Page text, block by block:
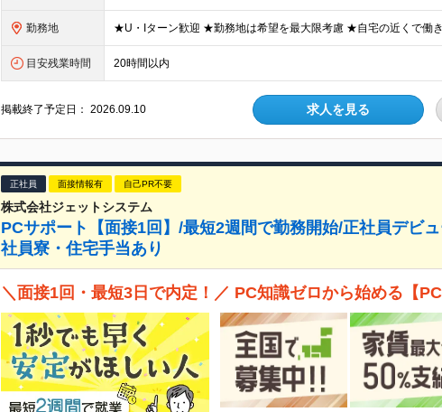
勤務地
目安残業時間 20時間以内
掲載終了予定日：2026.09.10 求人を見る
正社員 面接情報有 自己PR不要
株式会社ジェットシステム
PCサポート【面接1回】/最短2週間で勤務開始/正社員デビ
社員寮・住宅手当あり
＼面接1回・最短3日で内定！／ PC知識ゼロから始める【PC